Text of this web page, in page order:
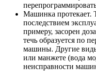
Машинка протекает.
последствием
примеру, засорен
течь образуется по
машины. Другие
или манжете (вода
неисправности